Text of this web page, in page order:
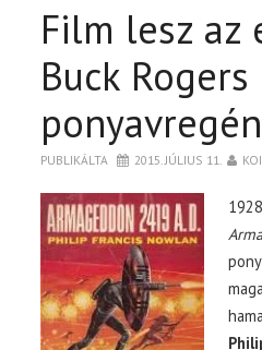
Film lesz az
Buck Rogers
PUBLIKÁLTA 2015. JÚLIUS 11.